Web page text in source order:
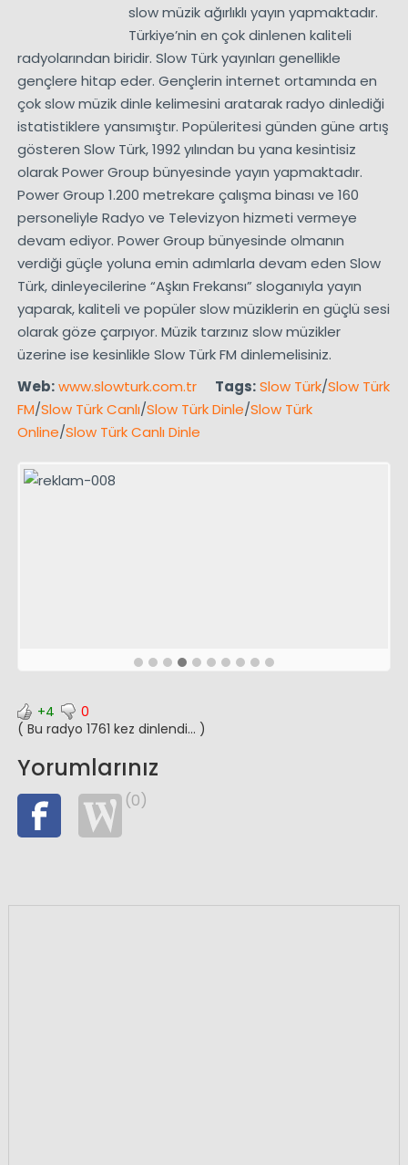
slow müzik ağırlıklı yayın yapmaktadır.
Türkiye’nin en çok dinlenen kaliteli
radyolarından biridir. Slow Türk yayınları genellikle
gençlere hitap eder. Gençlerin internet ortamında en
çok slow müzik dinle kelimesini aratarak radyo dinlediği
istatistiklere yansımıştır. Popüleritesi günden güne artış
gösteren Slow Türk, 1992 yılından bu yana kesintisiz
olarak Power Group bünyesinde yayın yapmaktadır.
Power Group 1.200 metrekare çalışma binası ve 160
personeliyle Radyo ve Televizyon hizmeti vermeye
devam ediyor. Power Group bünyesinde olmanın
verdiği güçle yoluna emin adımlarla devam eden Slow
Türk, dinleyecilerine “Aşkın Frekansı” sloganıyla yayın
yaparak, kaliteli ve popüler slow müziklerin en güçlü sesi
olarak göze çarpıyor. Müzik tarzınız slow müzikler
üzerine ise kesinlikle Slow Türk FM dinlemelisiniz.
Web:www.slowturk.com.tr Tags:Slow Türk/Slow Türk
FM/Slow Türk Canlı/Slow Türk Dinle/Slow Türk
Online/Slow Türk Canlı Dinle
+4
0
( Bu radyo 1761 kez dinlendi... )
Yorumlarınız
(0)